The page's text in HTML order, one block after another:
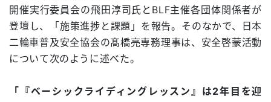
開催実行委員会の飛田淳司氏とBLF主催各団体関係者が
登壇し、「施策進捗と課題」を報告。そのなかで、日本
二輪車普及安全協会の髙橋亮専務理事は、安全啓蒙活動
について次のように述べた。
「『ベーシックライディングレッスン』は2年目を迎